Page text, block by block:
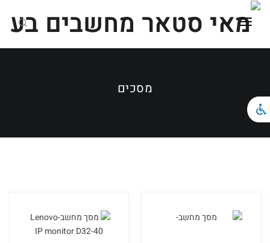
ראשי
מחשבים ניידים
מחשבים נייחים וגיימינג
מסכים